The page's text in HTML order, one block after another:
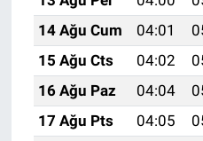
14 Ağu Cum
04:01
15 Ağu Cts
04:02
16 Ağu Paz
04:04
17 Ağu Pts
04:05